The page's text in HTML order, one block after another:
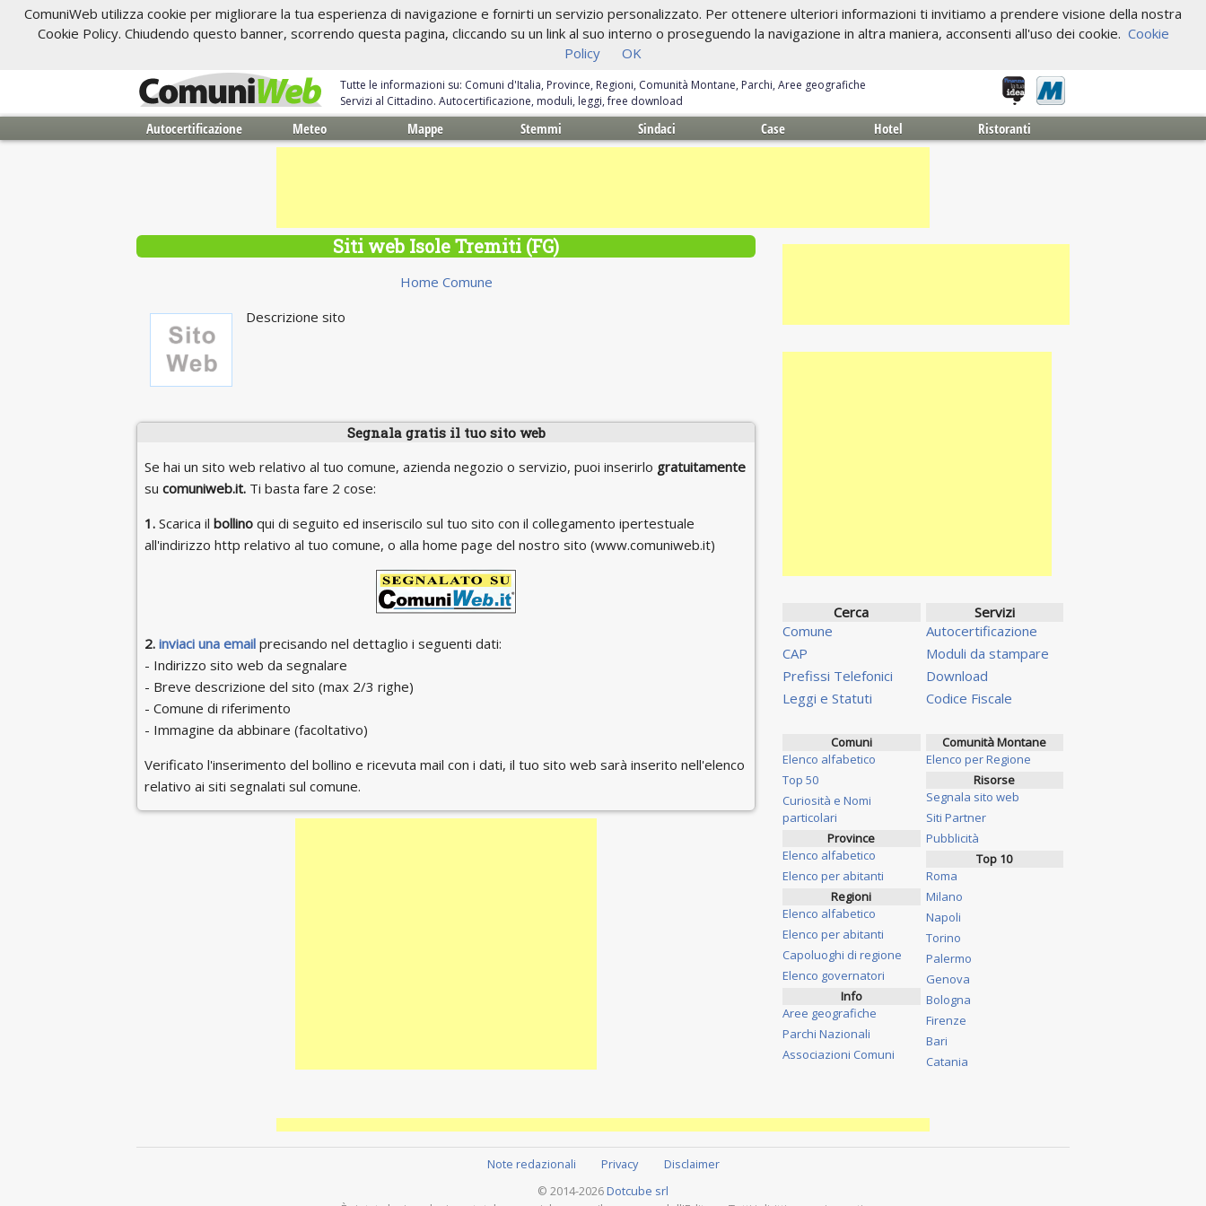
ComuniWeb utilizza cookie per migliorare la tua esperienza di navigazione e fornirti un servizio personalizzato. Per ottenere ulteriori informazioni ti invitiamo a prendere visione della nostra
Cookie Policy. Chiudendo questo banner, scorrendo questa pagina, cliccando su un link al suo interno o proseguendo la navigazione in altra maniera, acconsenti all'uso dei cookie. Cookie
Policy
OK
Tutte le informazioni su: Comuni d'Italia, Province, Regioni, Comunità Montane, Parchi, Aree geografiche
Servizi al Cittadino. Autocertificazione, moduli, leggi, free download
Autocertificazione Meteo Mappe Stemmi Sindaci Case Hotel Ristoranti
Siti web Isole Tremiti (FG)
Home Comune
Descrizione sito
Segnala gratis il tuo sito web
Se hai un sito web relativo al tuo comune, azienda negozio o servizio, puoi inserirlo gratuitamente
su comuniweb.it.Ti basta fare 2 cose:
1.Scarica il bollinoqui di seguito ed inseriscilo sul tuo sito con il collegamento ipertestuale
all'indirizzo http relativo al tuo comune, o alla home page del nostro sito (www.comuniweb.it)
2. inviaci una emailprecisando nel dettaglio i seguenti dati:
- Indirizzo sito web da segnalare
- Breve descrizione del sito (max 2/3 righe)
- Comune di riferimento
- Immagine da abbinare (facoltativo)
Verificato l'inserimento del bollino e ricevuta mail con i dati, il tuo sito web sarà inserito nell'elenco
relativo ai siti segnalati sul comune.
Cerca
Comune
CAP
Prefissi Telefonici
Leggi e Statuti
Servizi
Autocertificazione
Moduli da stampare
Download
Codice Fiscale
Comuni
Elenco alfabetico
Top 50
Curiosità e Nomi
particolari
Province
Elenco alfabetico
Elenco per abitanti
Regioni
Elenco alfabetico
Elenco per abitanti
Capoluoghi di regione
Elenco governatori
Info
Aree geografiche
Parchi Nazionali
Associazioni Comuni
Comunità Montane
Elenco per Regione
Risorse
Segnala sito web
Siti Partner
Pubblicità
Top 10
Roma
Milano
Napoli
Torino
Palermo
Genova
Bologna
Firenze
Bari
Catania
Note redazionali Privacy
Disclaimer
© 2014-2026 Dotcube srl